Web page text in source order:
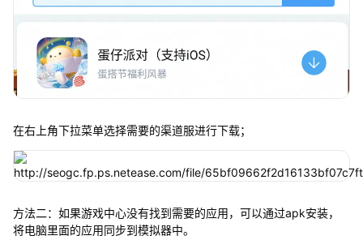
在右上角下拉菜单选择需要的渠道服进行下载；
方法二：如果游戏中心没有找到需要的应用，可以通过apk安装，
将电脑里面的应用同步到模拟器中。